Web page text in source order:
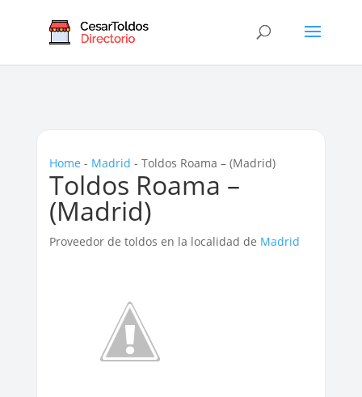
Home - Madrid - Toldos Roama – (Madrid)
Toldos Roama –
(Madrid)
Proveedor de toldos en la localidad de Madrid